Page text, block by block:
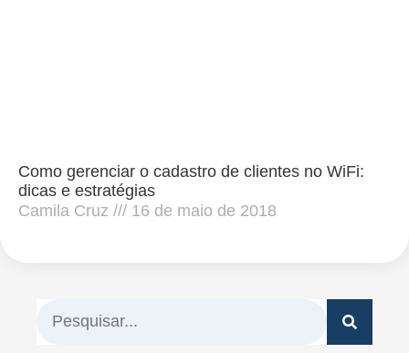
Como gerenciar o cadastro de clientes no WiFi:
dicas e estratégias
Camila Cruz
16 de maio de 2018